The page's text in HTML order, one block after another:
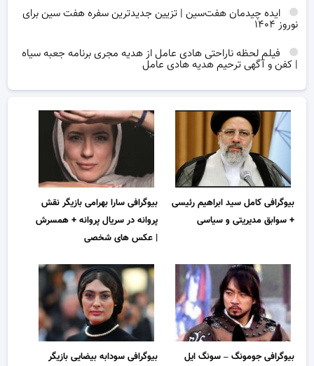
ایده چیدمان هفت‌سین | تزیین جدیدترین سفره هفت سین برای
نوروز ۱۴۰۴
فیلم لحظه ناراحتی هادی عامل از هدیه مجری برنامه جعبه سیاه
| کفن و آگهی ترحیم هدیه هادی عامل
بیوگرافی کامل سید ابراهیم رئیسی
+ سوابق مدیریتی و سیاسی
بیوگرافی سارا بهرامی بازیگر نقش
پروانه در سریال پروانه + همسرش
| عکس های شخصی
بیوگرافی جومونگ – سونگ ایل
بیوگرافی سودابه بیضایی بازیگر